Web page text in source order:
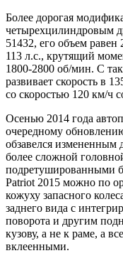
Более дорогая
четырехцилиндровым
51432, его объем равен
113 л.с., крутящий
1800-2800 об/мин. С
развивает скорость в
со скоростью 120 км/ч
Осенью 2014 года
очередному
обзавелся измененным
более сложной
подретушированными
Patriot 2015 можно по
кожуху запасного
заднего вида с
поворота и другим
кузову, а не к раме, а
вклеенными.